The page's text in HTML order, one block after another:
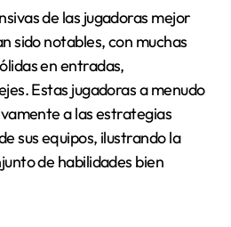
de las jugadoras mejor
sido notables, con muchas
en entradas,
Estas jugadoras a menudo
a las estrategias
sus equipos, ilustrando la
de habilidades bien